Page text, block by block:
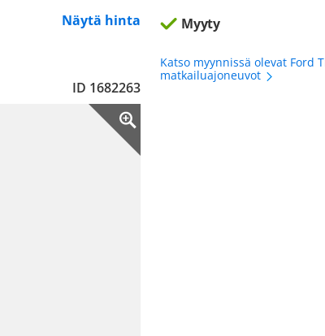
Näytä hinta
ID 1682263
Myyty
Katso myynnissä olevat Ford
matkailuajoneuvot